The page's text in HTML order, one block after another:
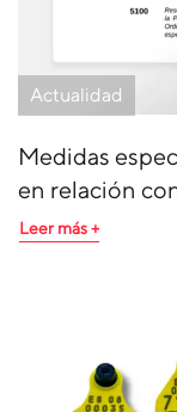
Actualidad
Medidas
en relación
Leer más +